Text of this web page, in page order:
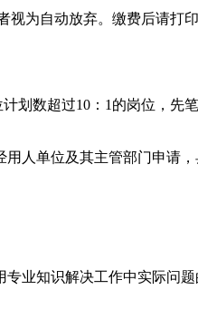
为自动放弃。缴费后请打
数超过10：1的岗位，先
单位及其主管部门申请，
业知识解决工作中实际问题